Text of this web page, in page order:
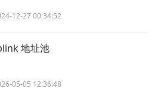
12-27 00:34:52
地址池
05-05 12:36:48